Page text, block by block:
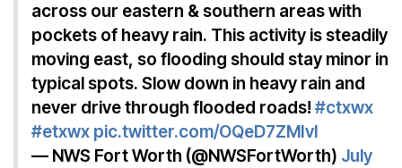
across our eastern & southern areas with
pockets of heavy rain. This activity is steadily
moving east, so flooding should stay minor in
typical spots. Slow down in heavy rain and
never drive through flooded roads! #ctxwx
#etxwx pic.twitter.com/OQeD7ZMIvI
— NWS Fort Worth (@NWSFortWorth) July